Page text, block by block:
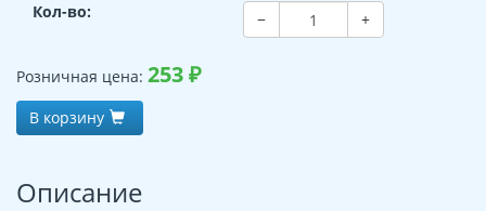
Кол-во: − +
Розничная цена: 253₽
В корзину
Описание